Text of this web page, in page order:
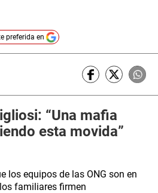
preferida en
“Una mafia
esta movida”
los equipos de las ONG son en
familiares firmen